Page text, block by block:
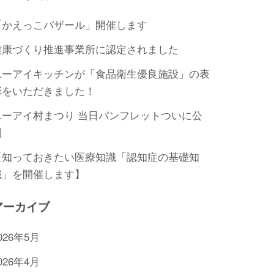
えっこバザール」開催します
づくり推進事業所に認定されました
アイキッチンが「食品衛生優良施設」の表
いただきました！
アイ村まつり 当日パンフレットついに公
っておきたい医療知識「認知症の基礎知
を開催します】
ーカイブ
年5月
年4月